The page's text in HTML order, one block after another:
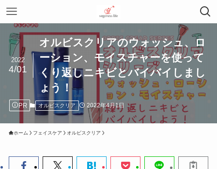
オルビスクリアのウォッシュ、ロ
ーション、モイスチャーを使って
くり返しニキビとバイバイしまし
ょう！
2022
4/01
PR オルビスクリア 2022年4月1日
ホーム フェイスケア オルビスクリア